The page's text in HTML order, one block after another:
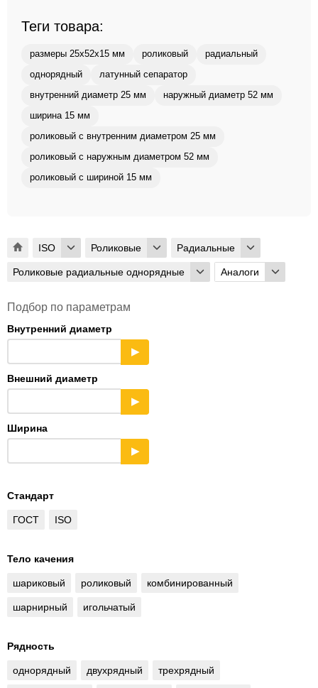
Теги товара:
размеры 25x52x15 мм роликовый радиальный
однорядный латунный сепаратор
внутренний диаметр 25 мм наружный диаметр 52 мм
ширина 15 мм
роликовый с внутренним диаметром 25 мм
роликовый с наружным диаметром 52 мм
роликовый с шириной 15 мм
ISO Роликовые Радиальные
Роликовые радиальные однорядные Аналоги
Подбор по параметрам
Внутренний диаметр
▶
Внешний диаметр
▶
Ширина
▶
Стандарт
ГОСТ ISO
Тело качения
шариковый роликовый комбинированный
шарнирный игольчатый
Рядность
однорядный двухрядный трехрядный